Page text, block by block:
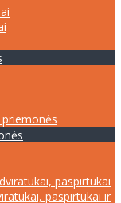
paspirtukai
paspirtukai ir